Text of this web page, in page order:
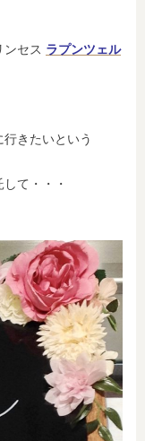
ンセス ラプンツェル
きたいという
て・・・